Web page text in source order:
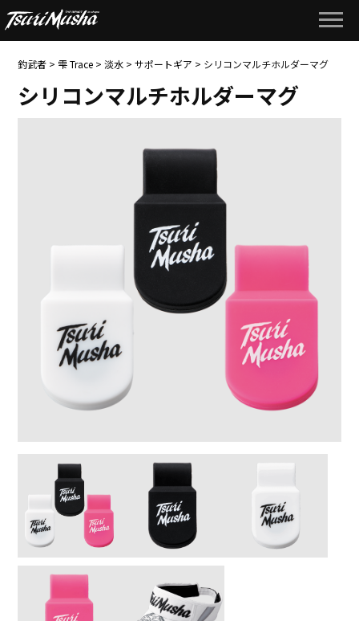
釣武者 > 雫 Trace >淡水 >サポートギア > シリコンマルチホルダーマグ
シリコンマルチホルダーマグ